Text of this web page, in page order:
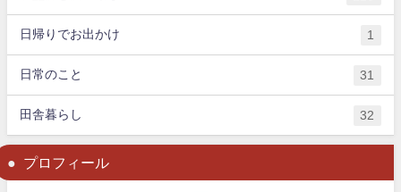
日帰りでお出かけ 1
日常のこと 31
田舎暮らし 32
プロフィール